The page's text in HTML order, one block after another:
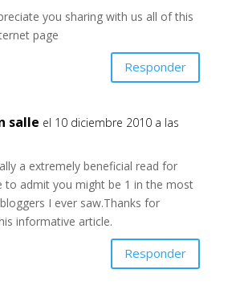
you sharing with us all of this
page
Responder
salle el 10 diciembre 2010 a las
a extremely beneficial read for
to admit you might be 1 in the most
I ever saw.Thanks for
informative article.
Responder